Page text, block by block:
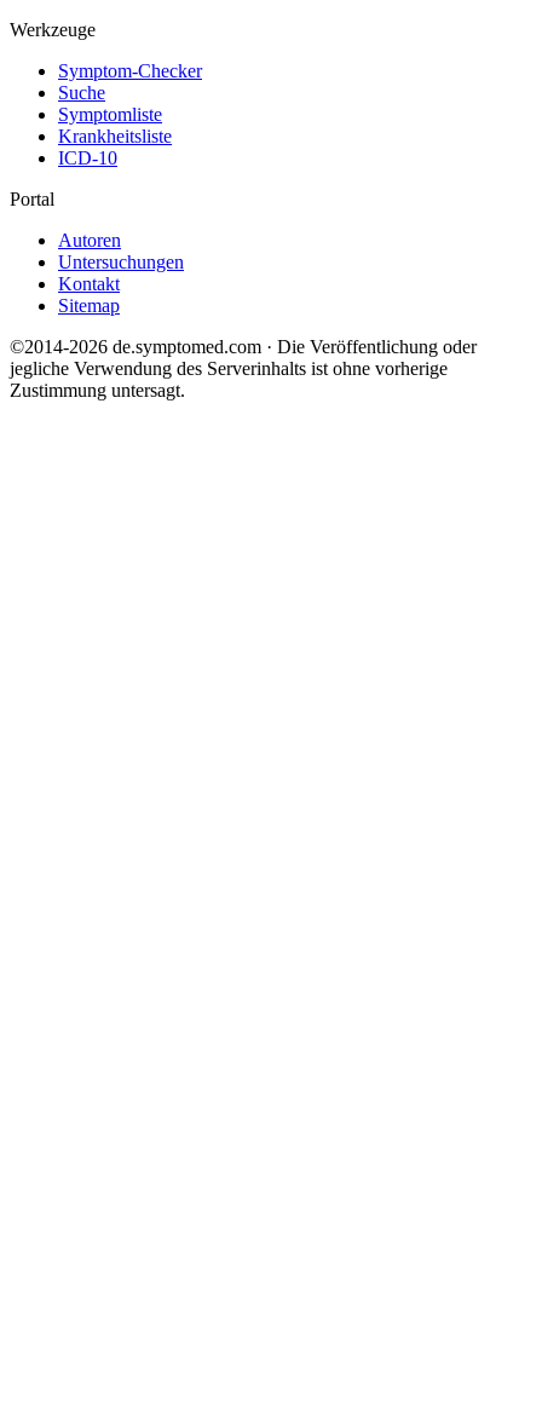
Werkzeuge
Symptom-Checker
Suche
Symptomliste
Krankheitsliste
ICD-10
Portal
Autoren
Untersuchungen
Kontakt
Sitemap
©2014-2026 de.symptomed.com · Die Veröffentlichung oder
jegliche Verwendung des Serverinhalts ist ohne vorherige
Zustimmung untersagt.